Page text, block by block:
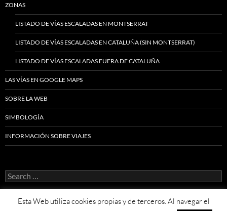
ZONAS
LISTADO DE VÍAS ESCALADAS EN MONTSERRAT
LISTADO DE VÍAS ESCALADAS EN CATALUÑA (SIN MONTSERRAT)
LISTADO DE VÍAS ESCALADAS FUERA DE CATALUÑA
LAS VÍAS EN GOOGLE MAPS
SOBRE LA WEB
SIMBOLOGÍA
INFORMACIÓN SOBRE VIAJES
Search
for:
Esta Web utiliza cookies propias y de terceros. Al navegar el